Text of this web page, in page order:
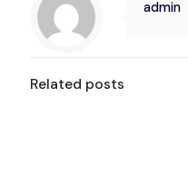
admin
Related posts